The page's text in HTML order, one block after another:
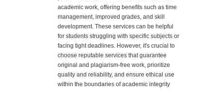
academic work, offering benefits such as time
management, improved grades, and skill
development. These services can be helpful
for students struggling with specific subjects or
facing tight deadlines. However, it's crucial to
choose reputable services that guarantee
original and plagiarism-free work, prioritize
quality and reliability, and ensure ethical use
within the boundaries of academic integrity